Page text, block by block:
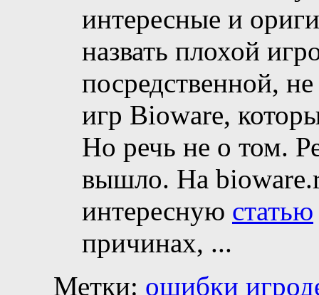
интересные и
назвать плохой
посредственной,
игр Bioware,
Но речь не о том.
вышло. На
интересную статью
причинах, ...
Метки: ошибки